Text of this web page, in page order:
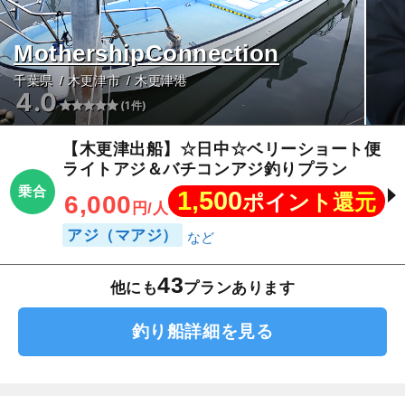
MothershipConnection
千葉県 木更津市 木更津港
4.0 (1件)
乗合
【木更津出船】☆日中☆ベリーショート便
ライトアジ＆バチコンアジ釣りプラン
6,000 円/人 1,500ポイント還元
アジ（マアジ）
他にも43プランあります
釣り船詳細を見る